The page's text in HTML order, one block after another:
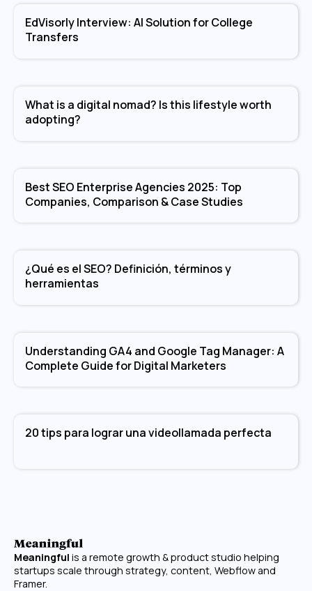
EdVisorly Interview: AI Solution for College
Transfers
What is a digital nomad? Is this lifestyle worth
adopting?
Best SEO Enterprise Agencies 2025: Top
Companies, Comparison & Case Studies
¿Qué es el SEO? Definición, términos y
herramientas
Understanding GA4 and Google Tag Manager: A
Complete Guide for Digital Marketers
20 tips para lograr una videollamada perfecta
Meaningful is a remote growth & product studio helping
startups scale through strategy, content, Webflow and
Framer.